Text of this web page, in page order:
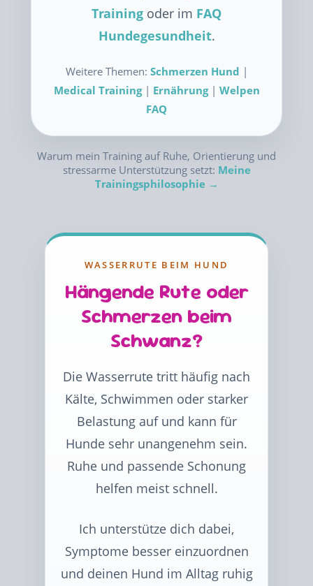
Training oder im FAQ
Hundegesundheit.
Weitere Themen: Schmerzen Hund |
Medical Training| Ernährung| Welpen
FAQ
Warum mein Training auf Ruhe, Orientierung und
stressarme Unterstützung setzt: Meine
Trainingsphilosophie →
WASSERRUTE BEIM HUND
Hängende Rute oder
Schmerzen beim
Schwanz?
Die Wasserrute tritt häufig nach
Kälte, Schwimmen oder starker
Belastung auf und kann für
Hunde sehr unangenehm sein.
Ruhe und passende Schonung
helfen meist schnell.
Ich unterstütze dich dabei,
Symptome besser einzuordnen
und deinen Hund im Alltag ruhig